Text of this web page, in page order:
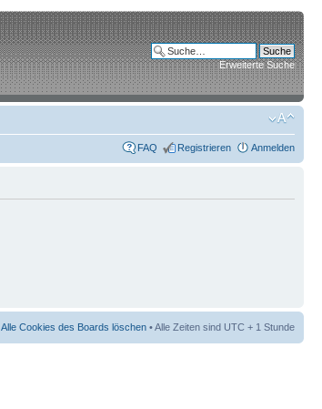
Erweiterte Suche
FAQ Registrieren Anmelden
Alle Cookies des Boards löschen • Alle Zeiten sind UTC + 1 Stunde